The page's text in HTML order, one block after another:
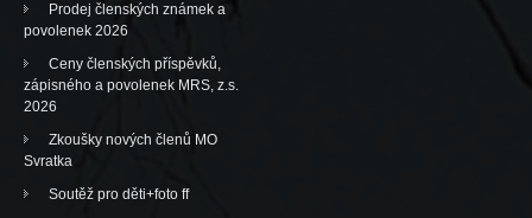
Prodej členských známek a
povolenek 2026
Ceny členských příspěvků,
zápisného a povolenek MRS, z.s.
2026
Zkoušky nových členů MO
Svratka
Soutěž pro děti+foto ff